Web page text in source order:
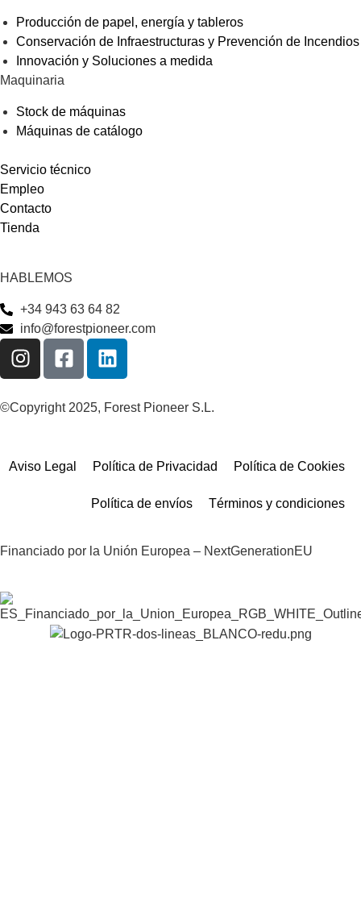
Producción de papel, energía y tableros
Conservación de Infraestructuras y Prevención de Incendios
Innovación y Soluciones a medida
Maquinaria
Stock de máquinas
Máquinas de catálogo
Servicio técnico
Empleo
Contacto
Tienda
HABLEMOS
+34 943 63 64 82
info@forestpioneer.com
©Copyright 2025, Forest Pioneer S.L.
Aviso Legal Política de Privacidad Política de Cookies
Política de envíos Términos y condiciones
Financiado por la Unión Europea – NextGenerationEU